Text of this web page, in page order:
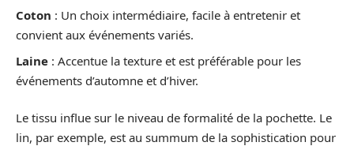
Coton : Un choix intermédiaire, facile à entretenir et
convient aux événements variés.
Laine : Accentue la texture et est préférable pour les
événements d’automne et d’hiver.
Le tissu influe sur le niveau de formalité de la pochette. Le
lin, par exemple, est au summum de la sophistication pour